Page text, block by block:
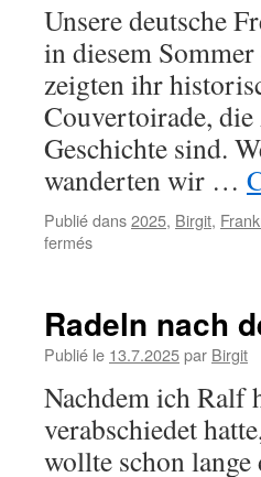
Unsere deutsche
in diesem
zeigten ihr
Couvertoirade,
Geschichte sind.
wanderten wir …
Publié dans2025, Birgit,
ferméssur
Radeln nach
Publié le 13.7.2025par Birgit
Nachdem ich Ralf
verabschiedet
wollte schon lange